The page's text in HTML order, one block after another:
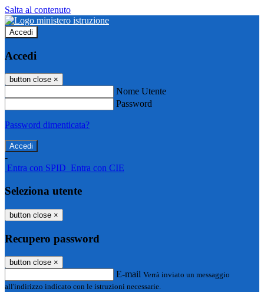
Salta al contenuto
Accedi
Accedi
button close ×
Nome Utente
Password
Password dimenticata?
-
Entra con SPID Entra con CIE
Seleziona utente
button close ×
Recupero password
button close ×
E-mail Verrà inviato un messaggio
all'indirizzo indicato con le istruzioni necessarie.